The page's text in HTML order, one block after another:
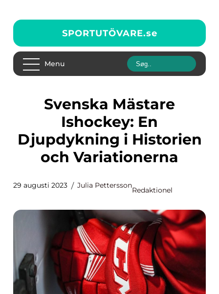
SPORTUTÖVARE.se
Menu
Svenska Mästare
Ishockey: En
Djupdykning i Historien
och Variationerna
29 augusti 2023 Julia Pettersson
Redaktionel